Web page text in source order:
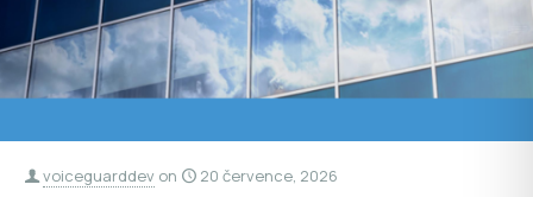
voiceguarddev on 20 července, 2026